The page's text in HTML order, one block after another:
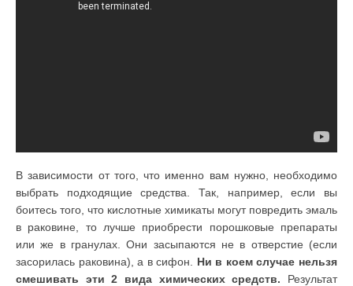
В зависимости от того, что именно вам нужно, необходимо
выбрать подходящие средства. Так, например, если вы
боитесь того, что кислотные химикаты могут повредить эмаль
в раковине, то лучше приобрести порошковые препараты
или же в гранулах. Они засыпаются не в отверстие (если
засорилась раковина), а в сифон. Ни в коем случае нельзя
смешивать эти 2 вида химических средств. Результат